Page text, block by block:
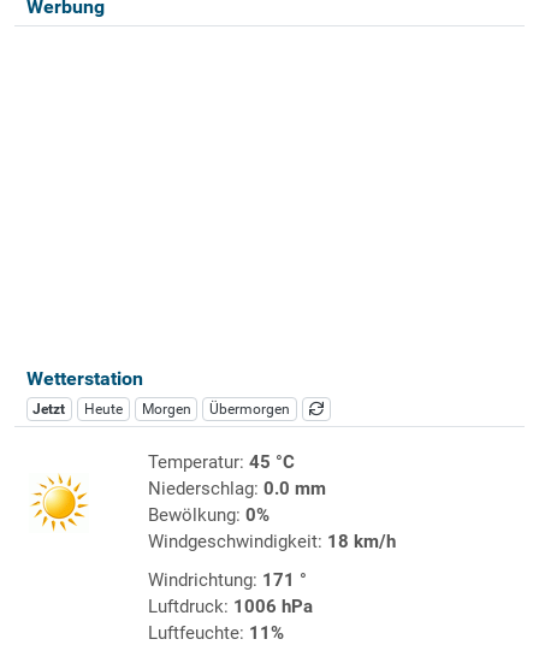
Werbung
Wetterstation
Jetzt Heute Morgen Übermorgen
Temperatur: 45 °C
Niederschlag: 0.0 mm
Bewölkung: 0%
Windgeschwindigkeit: 18 km/h
Windrichtung: 171 °
Luftdruck: 1006 hPa
Luftfeuchte: 11%